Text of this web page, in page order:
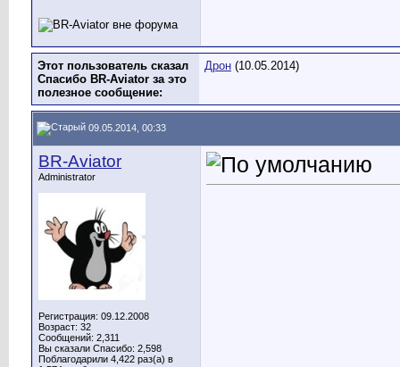
Этот пользователь сказал
Спасибо BR-Aviator за это
полезное сообщение:
Дрон (10.05.2014)
09.05.2014, 00:33
BR-Aviator
Administrator
Регистрация: 09.12.2008
Возраст: 32
Сообщений: 2,311
Вы сказали Спасибо: 2,598
Поблагодарили 4,422 раз(а) в